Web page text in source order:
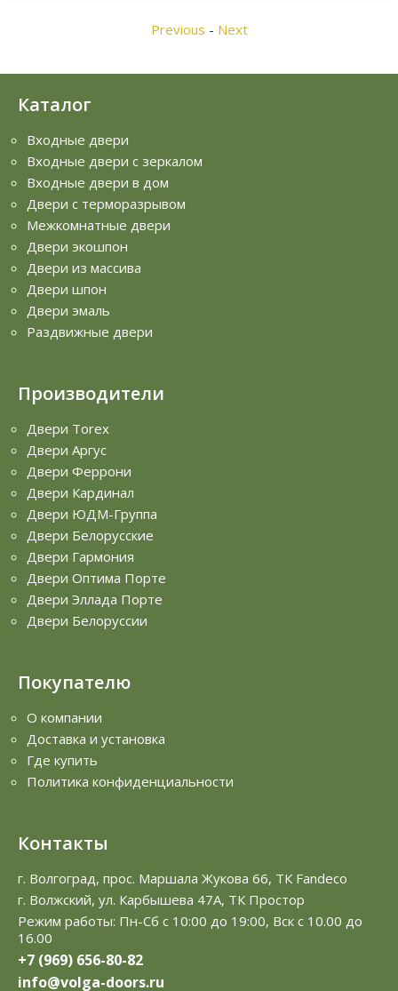
Previous - Next
Каталог
Входные двери
Входные двери с зеркалом
Входные двери в дом
Двери с терморазрывом
Межкомнатные двери
Двери экошпон
Двери из массива
Двери шпон
Двери эмаль
Раздвижные двери
Производители
Двери Torex
Двери Аргус
Двери Феррони
Двери Кардинал
Двери ЮДМ-Группа
Двери Белорусские
Двери Гармония
Двери Оптима Порте
Двери Эллада Порте
Двери Белоруссии
Покупателю
О компании
Доставка и установка
Где купить
Политика конфиденциальности
Контакты
г. Волгоград, прос. Маршала Жукова 66, ТК Fandeco
г. Волжский, ул. Карбышева 47А, ТК Простор
Режим работы: Пн-Сб с 10:00 до 19:00, Вск с 10.00 до
16.00
+7 (969) 656-80-82
info@volga-doors.ru